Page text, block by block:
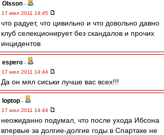
Olsson -
17 июл 2011 14:45
что радует, что цивильно и что довольно давно
клуб селекционирует без скандалов и прочих
инцидентов
espero -
17 июл 2011 14:44
Да он мял сиськи лучше вас всех!!!
loptop -
17 июл 2011 14:44
неожиданно подумал, что после ухода Ибсона
впервые за долгие-долгие годы в Спартаке не